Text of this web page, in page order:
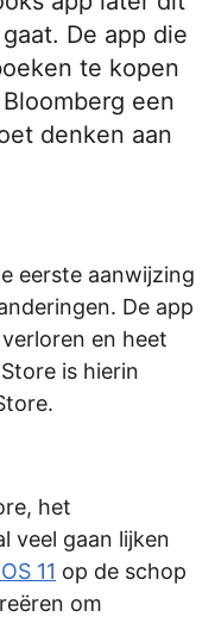
De app die
te kopen
een
denken aan
eerste aanwijzing
De app
en heet
is hierin
het
veel gaan lijken
11 op de schop
om